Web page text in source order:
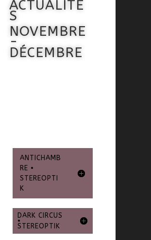
ACTUALITÉ
S
NOVEMBRE
-
DÉCEMBRE
ANTICHAMB
RE •
STEREOPTI
K
DARK CIRCUS
•
STEREOPTIK